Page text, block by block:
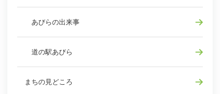
あびらの出来事
道の駅あびら
まちの見どころ